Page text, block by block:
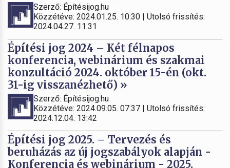
Szerző: Építésijog.hu
Közzétéve: 2024.01.25. 10:30 | Utolsó frissítés:
2024.04.27. 11:31
Építési jog 2024 – Két félnapos
konferencia, webinárium és szakmai
konzultáció 2024. október 15-én (okt.
31-ig visszanézhető) »
Szerző: Építésijog.hu
Közzétéve: 2024.09.05. 07:37 | Utolsó frissítés:
2024.12.04. 13:42
Építési jog 2025. – Tervezés és
beruházás az új jogszabályok alapján -
Konferencia és webinárium - 2025.